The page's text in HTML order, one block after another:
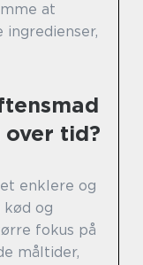
at
ingredienser,
tid?
enklere og
og
fokus på
måltider,